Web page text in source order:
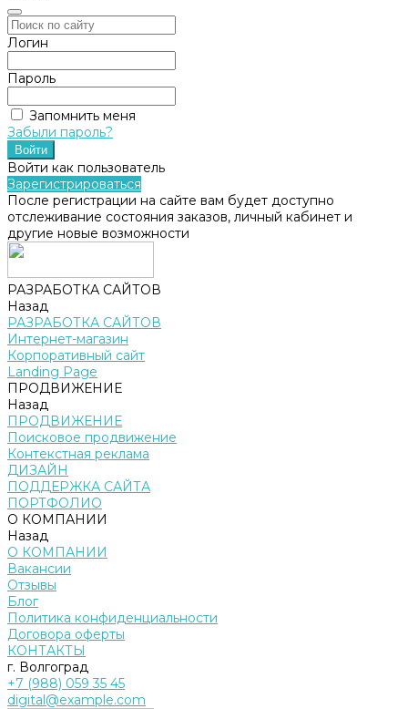
Логин
Пароль
Запомнить меня
Забыли пароль?
Войти как пользователь
Зарегистрироваться
После регистрации на сайте вам будет доступно
отслеживание состояния заказов, личный кабинет и
другие новые возможности
РАЗРАБОТКА САЙТОВ
Назад
РАЗРАБОТКА САЙТОВ
Интернет-магазин
Корпоративный сайт
Landing Page
ПРОДВИЖЕНИЕ
Назад
ПРОДВИЖЕНИЕ
Поисковое продвижение
Контекстная реклама
ДИЗАЙН
ПОДДЕРЖКА САЙТА
ПОРТФОЛИО
О КОМПАНИИ
Назад
О КОМПАНИИ
Вакансии
Отзывы
Блог
Политика конфиденциальности
Договора оферты
КОНТАКТЫ
г. Волгоград
+7 (988) 059 35 45
digital@example.com